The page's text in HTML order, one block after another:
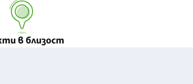
в близост